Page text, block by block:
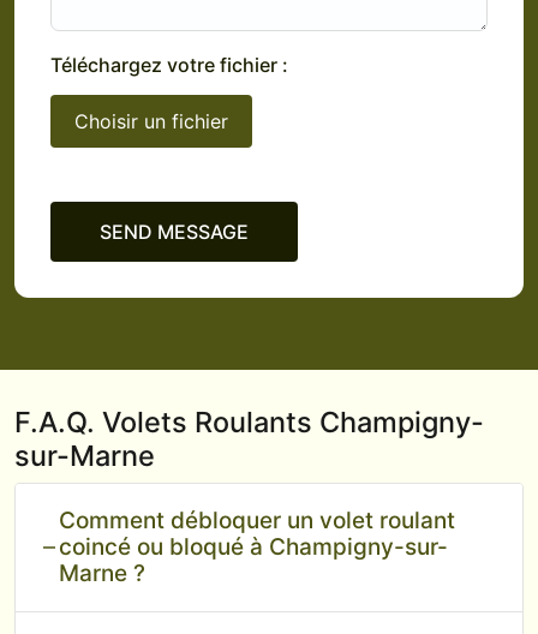
Téléchargez votre fichier :
Choisir un fichier
SEND MESSAGE
F.A.Q. Volets Roulants Champigny-
sur-Marne
Comment débloquer un volet roulant
coincé ou bloqué à Champigny-sur-
Marne ?